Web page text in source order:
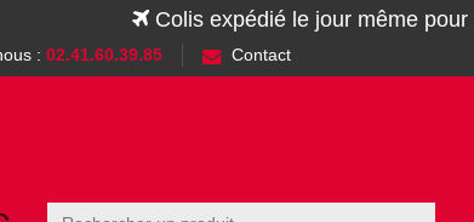
Colis expédié le jour même
: 02.41.60.39.85 Contact